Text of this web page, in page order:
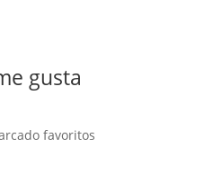
gusta
favoritos